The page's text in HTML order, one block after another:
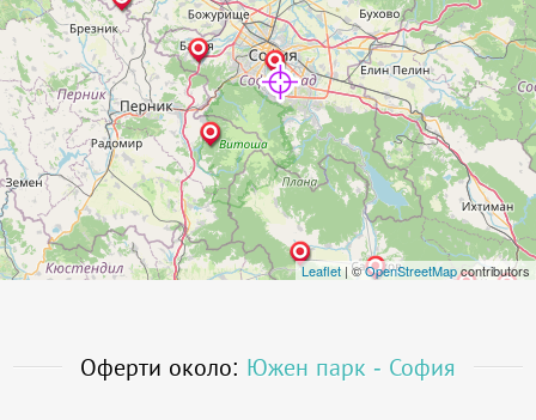
Leaflet | ©OpenStreetMapcontributors
Оферти около: Южен парк - София